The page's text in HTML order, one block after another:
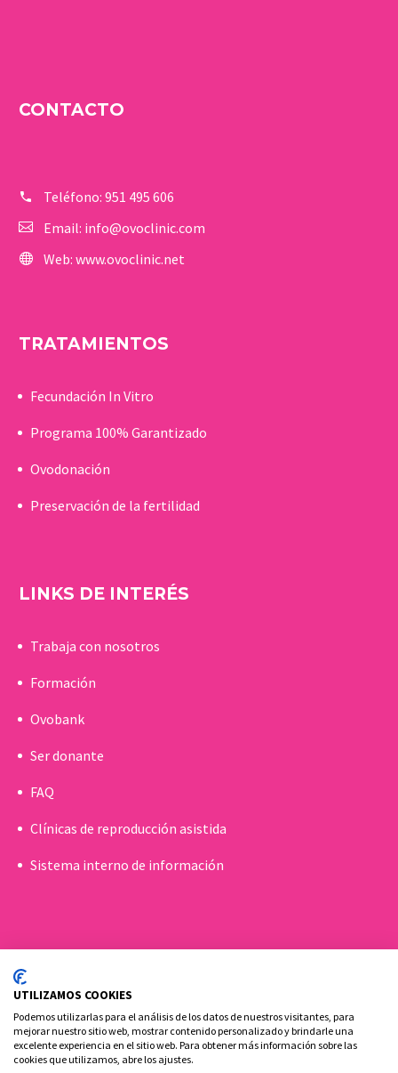
CONTACTO
Teléfono: 951 495 606
Email: info@ovoclinic.com
Web: www.ovoclinic.net
TRATAMIENTOS
Fecundación In Vitro
Programa 100% Garantizado
Ovodonación
Preservación de la fertilidad
LINKS DE INTERÉS
Trabaja con nosotros
Formación
Ovobank
Ser donante
FAQ
Clínicas de reproducción asistida
Sistema interno de información
UTILIZAMOS COOKIES
Podemos utilizarlas para el análisis de los datos de nuestros visitantes, para
mejorar nuestro sitio web, mostrar contenido personalizado y brindarle una
excelente experiencia en el sitio web. Para obtener más información sobre las
cookies que utilizamos, abre los ajustes.